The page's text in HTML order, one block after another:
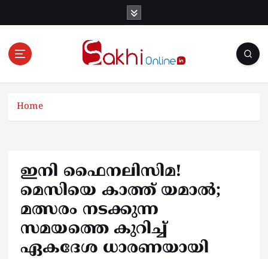
Online News Portal
Home
ഇനി ഫൈനലിസിമ!
മെസിയെ കാത്ത് യമാല്‍;
മത്സരം നടക്കുന്ന
സമയത്തെ കുറിച്ച്
ഏകദേശ ധാരണയായി